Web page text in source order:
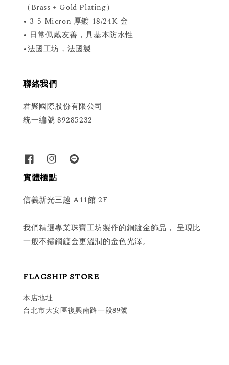
（Brass + Gold Plating）
• 3-5 Micron 厚鍍 18/24K 金
• 日常佩戴友善，具基本防水性
•法國工坊，法國製
聯絡我們
君聚國際股份有限公司
統一編號 89285232
實體櫃點
信義新光三越 A11館 2F
我們精選專業珠寶工坊製作的銅鍍金飾品， 呈現比
一般不鏽鋼鍍金更溫潤的金色光澤。
FLAGSHIP STORE
本店地址
台北市大安區復興南路一段89號